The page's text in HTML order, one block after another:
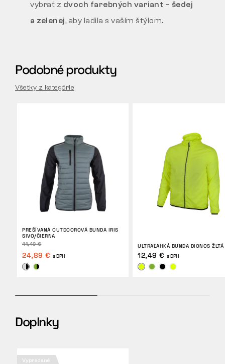
vybrať z dvoch farebných variant – šedej
a zelenej, aby ladila s vaším štýlom.
Podobné produkty
Všetky z kategórie
PREŠÍVANÁ OUTDOOROVÁ BUNDA IRIS
SIVO/ČIERNA
41,49 €
24,89 € s DPH
ULTRAĽAHKÁ BUNDA DIONOS ŽLTÁ
12,49 € s DPH
Doplnky
Vypredané